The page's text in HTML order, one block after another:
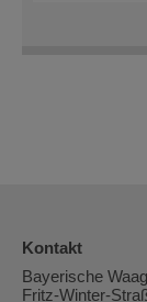
Kontakt
Bayerische
Fritz-Winter-